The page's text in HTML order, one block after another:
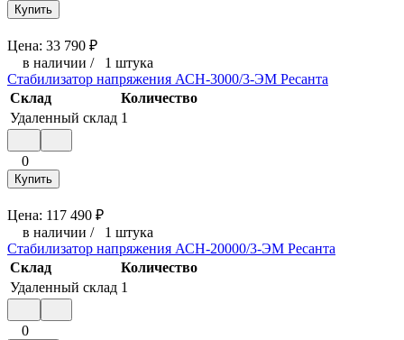
Купить
Цена: 33 790 ₽
в наличии / 1 штука
Стабилизатор напряжения АСН-3000/3-ЭМ Ресанта
Склад
Количество
Удаленный склад 1
0
Купить
Цена: 117 490 ₽
в наличии / 1 штука
Стабилизатор напряжения АСН-20000/3-ЭМ Ресанта
Склад
Количество
Удаленный склад 1
0